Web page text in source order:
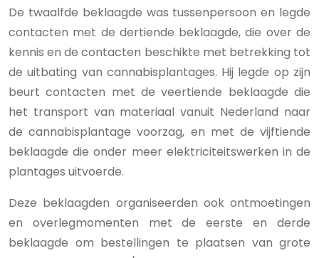
De twaalfde beklaagde was tussenpersoon en legde
contacten met de dertiende beklaagde, die over de
kennis en de contacten beschikte met betrekking tot
de uitbating van cannabisplantages. Hij legde op zijn
beurt contacten met de veertiende beklaagde die
het transport van materiaal vanuit Nederland naar
de cannabisplantage voorzag, en met de vijftiende
beklaagde die onder meer elektriciteitswerken in de
plantages uitvoerde.
Deze beklaagden organiseerden ook ontmoetingen
en overlegmomenten met de eerste en derde
beklaagde om bestellingen te plaatsen van grote